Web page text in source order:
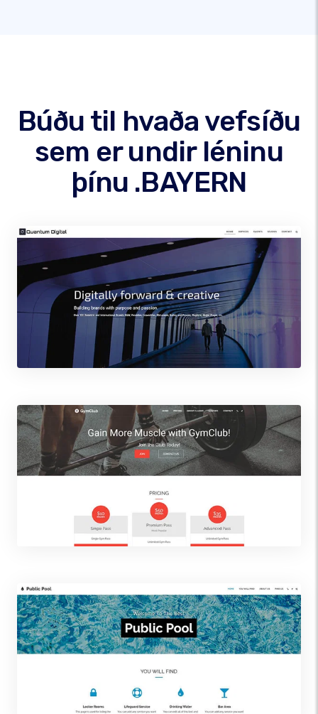
Búðu til hvaða vefsíðu
sem er undir léninu
þínu .BAYERN